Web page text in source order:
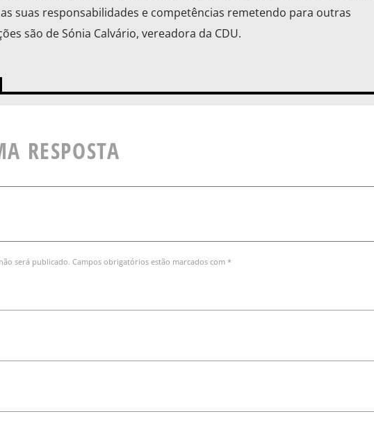
suas responsabilidades e competências remetendo para outras
são de Sónia Calvário, vereadora da CDU.
RESPOSTA
será publicado. Campos obrigatórios estão marcados com *